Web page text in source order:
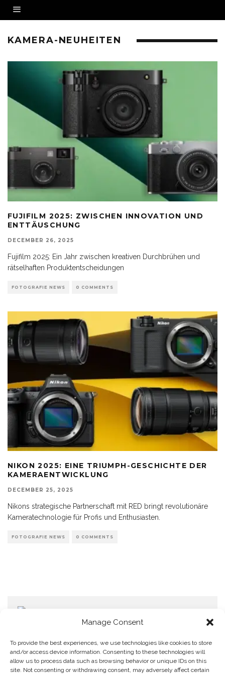
Manage Consent
To provide the best experiences, we use technologies like cookies to store
and/or access device information. Consenting to these technologies will
allow us to process data such as browsing behavior or unique IDs on this
site. Not consenting or withdrawing consent, may adversely affect certain
KAMERA-NEUHEITEN
FUJIFILM 2025: ZWISCHEN INNOVATION UND
ENTTÄUSCHUNG
DECEMBER 26, 2025
Fujifilm 2025: Ein Jahr zwischen kreativen Durchbrühen und
rätselhaften Produktentscheidungen
FOTOGRAFIE NEWS 0 COMMENTS
NIKON 2025: EINE TRIUMPH-GESCHICHTE DER
KAMERAENTWICKLUNG
DECEMBER 25, 2025
Nikons strategische Partnerschaft mit RED bringt revolutionäre
Kameratechnologie für Profis und Enthusiasten.
FOTOGRAFIE NEWS 0 COMMENTS
Home
Datenschutzerklärung
Impressum
Cookie Policy (EU)